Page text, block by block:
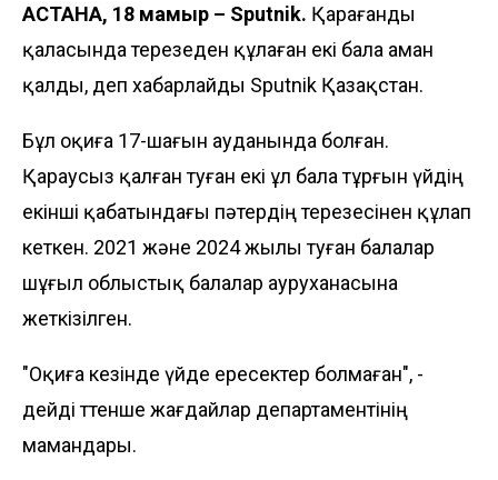
АСТАНА, 18 мамыр – Sputnik. Қарағанды
қаласында терезеден құлаған екі бала аман
қалды, деп хабарлайды Sputnik Қазақстан.
Бұл оқиға 17-шағын ауданында болған.
Қараусыз қалған туған екі ұл бала тұрғын үйдің
екінші қабатындағы пәтердің терезесінен құлап
кеткен. 2021 және 2024 жылы туған балалар
шұғыл облыстық балалар ауруханасына
жеткізілген.
"Оқиға кезінде үйде ересектер болмаған", -
дейді төтенше жағдайлар департаментінің
мамандары.